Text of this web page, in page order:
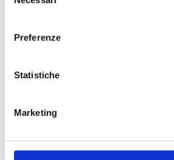
Preferenze
Statistiche
Marketing
Specifiche Tecniche
Marchio
Codice